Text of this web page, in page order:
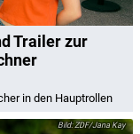
Trailer zur
in den Hauptrollen
ZDF/Jana Kay